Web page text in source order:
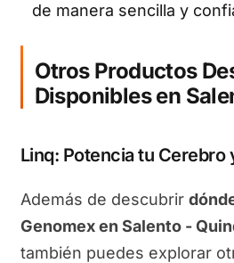
de manera sencilla y
Otros Productos
Disponibles en
Linq: Potencia tu Cerebro
Además de descubrir
Genomex en Salento -
también puedes explorar